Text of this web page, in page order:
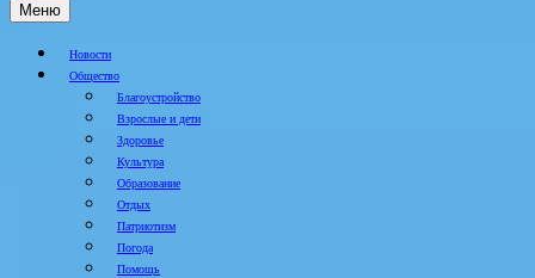
Меню
Новости
Общество
Благоустройство
Взрослые и дети
Здоровье
Культура
Образование
Отдых
Патриотизм
Погода
Помощь